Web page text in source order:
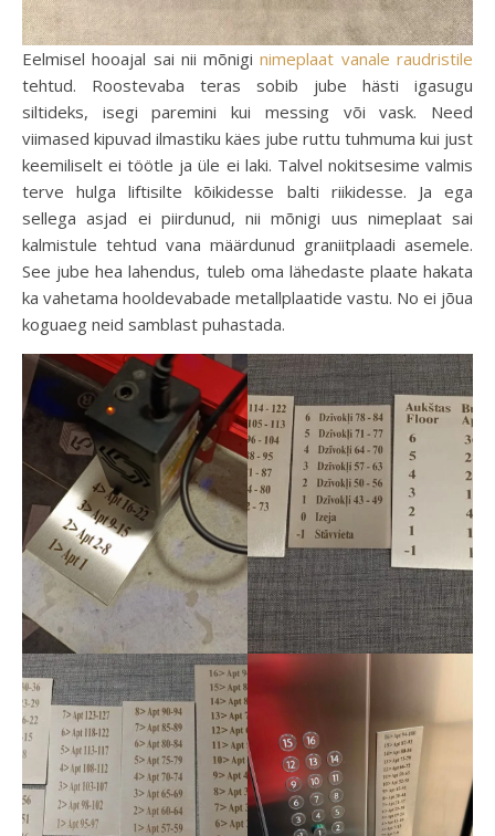
Eelmisel hooajal sai nii mõniginimeplaat vanale raudristile
tehtud. Roostevaba teras sobib jube hästi igasugu
siltideks, isegi paremini kui messing või vask. Need
viimased kipuvad ilmastiku käes jube ruttu tuhmuma kui just
keemiliselt ei töötle ja üle ei laki. Talvel nokitsesime valmis
terve hulga liftisilte kõikidesse balti riikidesse. Ja ega
sellega asjad ei piirdunud, nii mõnigi uus nimeplaat sai
kalmistule tehtud vana määrdunud graniitplaadi asemele.
See jube hea lahendus, tuleb oma lähedaste plaate hakata
ka vahetama hooldevabade metallplaatide vastu. No ei jõua
koguaeg neid samblast puhastada.